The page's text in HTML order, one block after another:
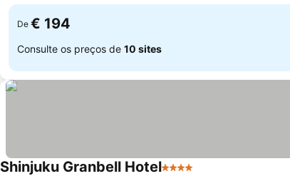
De € 194
Consulte os preços de 10 sites
Shinjuku Granbell Hotel4 Estrelas